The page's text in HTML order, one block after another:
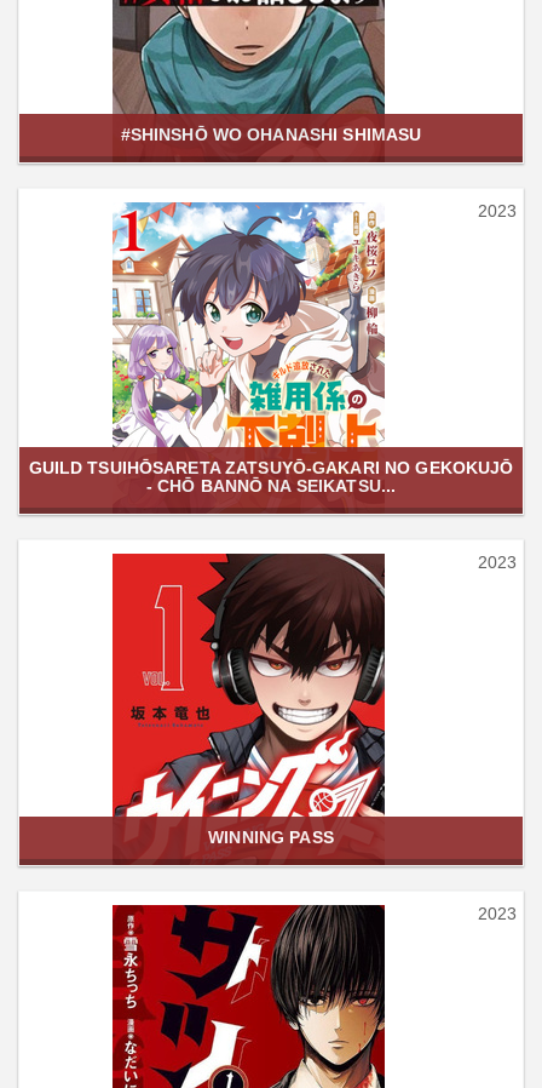
#SHINSHŌ WO OHANASHI SHIMASU
2023
GUILD TSUIHŌSARETA ZATSUYŌ-GAKARI NO GEKOKUJŌ
- CHŌ BANNŌ NA SEIKATSU...
2023
WINNING PASS
2023